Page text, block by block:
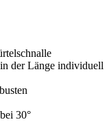
der Länge individuell
30°